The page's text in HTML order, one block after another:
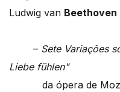
Ludwig van Beethoven
– Sete Variações
Liebe fühlen"
da ópera de